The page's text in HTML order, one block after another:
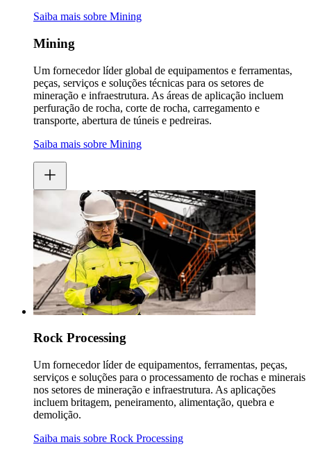
Saiba mais sobre Mining
Mining
Um fornecedor líder global de equipamentos e ferramentas,
peças, serviços e soluções técnicas para os setores de
mineração e infraestrutura. As áreas de aplicação incluem
perfuração de rocha, corte de rocha, carregamento e
transporte, abertura de túneis e pedreiras.
Saiba mais sobre Mining
Rock Processing
Um fornecedor líder de equipamentos, ferramentas, peças,
serviços e soluções para o processamento de rochas e minerais
nos setores de mineração e infraestrutura. As aplicações
incluem britagem, peneiramento, alimentação, quebra e
demolição.
Saiba mais sobre Rock Processing